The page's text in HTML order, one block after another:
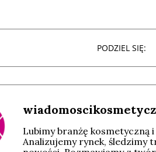
PODZIEL SIĘ:
Lubimy branżę kosmetyczną
Analizujemy rynek, śledzimy